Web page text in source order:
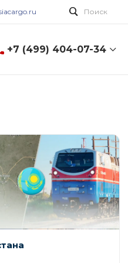
Поиск
+7 (499) 404-07-34
Пн-Пт: 9:00-18:00 Cб-Вс:
Выходной
info@asiacargo.ru